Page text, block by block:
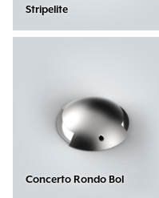
Stripelite
Concerto Rondo Bol